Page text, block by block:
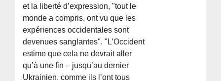
et la liberté d’expression, "tout le
monde a compris, ont vu que les
expériences occidentales sont
devenues sanglantes". "L’Occident
estime que cela ne devrait aller
qu’à une fin – jusqu’au dernier
Ukrainien, comme ils l’ont tous